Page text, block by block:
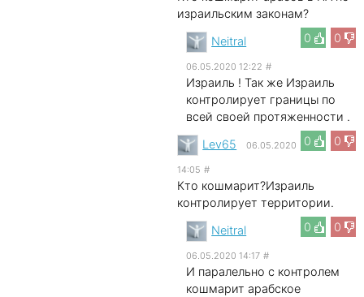
израильским законам?
0
0
Neitral
06.05.2020 12:22 #
Израиль ! Так же Израиль
контролирует границы по
всей своей протяженности .
0
0
Lev65 06.05.2020
14:05 #
Кто кошмарит?Израиль
контролирует территории.
0
0
Neitral
06.05.2020 14:17 #
И паралельно с контролем
кошмарит арабское